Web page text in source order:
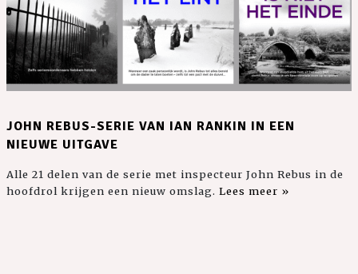
JOHN REBUS-SERIE VAN IAN RANKIN IN EEN
NIEUWE UITGAVE
Alle 21 delen van de serie met inspecteur John Rebus in de
hoofdrol krijgen een nieuw omslag. Lees meer »